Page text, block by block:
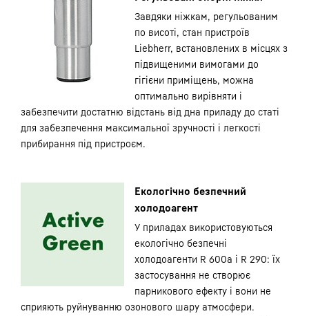
Завдяки ніжкам, регульованим
по висоті, стан пристроїв
Liebherr, встановлених в місцях з
підвищеними вимогами до
гігієни приміщень, можна
оптимально вирівняти і
забезпечити достатню відстань від дна приладу до статі
для забезпечення максимальної зручності і легкості
прибирання під пристроєм.
Екологічно безпечний
холодоагент
У приладах використовуються
екологічно безпечні
холодоагенти R 600a і R 290: їх
застосування не створює
парникового ефекту і вони не
сприяють руйнуванню озонового шару атмосфери.